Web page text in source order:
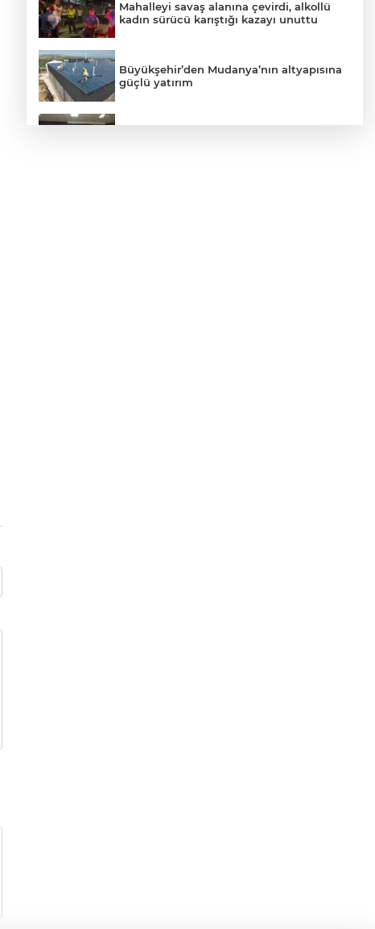
Mahalleyi savaş alanına çevirdi, alkollü
kadın sürücü karıştığı kazayı unuttu
Büyükşehir’den Mudanya’nın altyapısına
güçlü yatırım